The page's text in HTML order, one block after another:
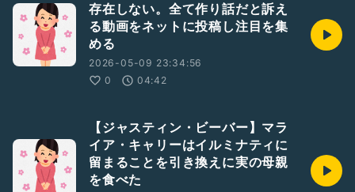
存在しない。全て作り話だと訴え
る動画をネットに投稿し注目を集
める
2026-05-09 23:34:56
0
04:42
【ジャスティン・ビーバー】マラ
イア・キャリーはイルミナティに
留まることを引き換えに実の母親
を食べた